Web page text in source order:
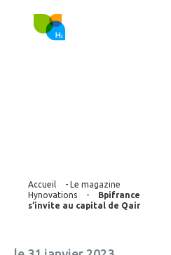
Accueil - Le magazine
Hynovations
-
Bpifrance
s’invite au capital de Qair